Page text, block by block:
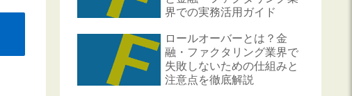
界での実務活用ガイド
ロールオーバーとは？金
融・ファクタリング業界で
失敗しないための仕組みと
注意点を徹底解説